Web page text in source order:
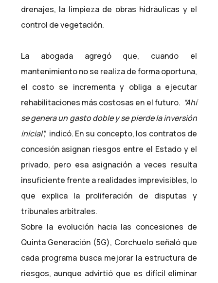
drenajes, la limpieza de obras hidráulicas y el
control de vegetación.
La abogada agregó que, cuando el
mantenimiento no se realiza de forma oportuna,
el costo se incrementa y obliga a ejecutar
rehabilitaciones más costosas en el futuro. “Ahí
se genera un gasto doble y se pierde la inversión
inicial”,indicó. En su concepto, los contratos de
concesión asignan riesgos entre el Estado y el
privado, pero esa asignación a veces resulta
insuficiente frente a realidades imprevisibles, lo
que explica la proliferación de disputas y
tribunales arbitrales.
Sobre la evolución hacia las concesiones de
Quinta Generación (5G), Corchuelo señaló que
cada programa busca mejorar la estructura de
riesgos, aunque advirtió que es difícil eliminar